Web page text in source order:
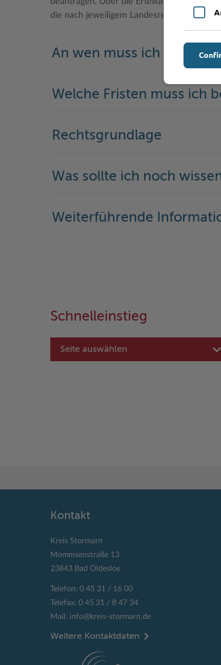
die nach jeweiligem Landesrecht
An wen muss ich mich
Welche Fristen muss ich
Rechtsgrundlage
Was sollte ich noch
Weiterführende
Schnelleinstieg
Seite auswählen
Kontakt
Kreis Stormarn
Mommsenstraße 13
23843 Bad Oldesloe
Telefon: 0 45 31 / 16 00
Telefax: 0 45 31 / 8 47 34
Mail: info@kreis-stormarn.de
Weitere Kontaktdaten